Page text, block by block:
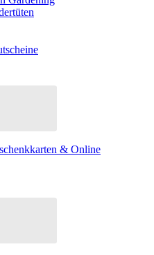
& Online